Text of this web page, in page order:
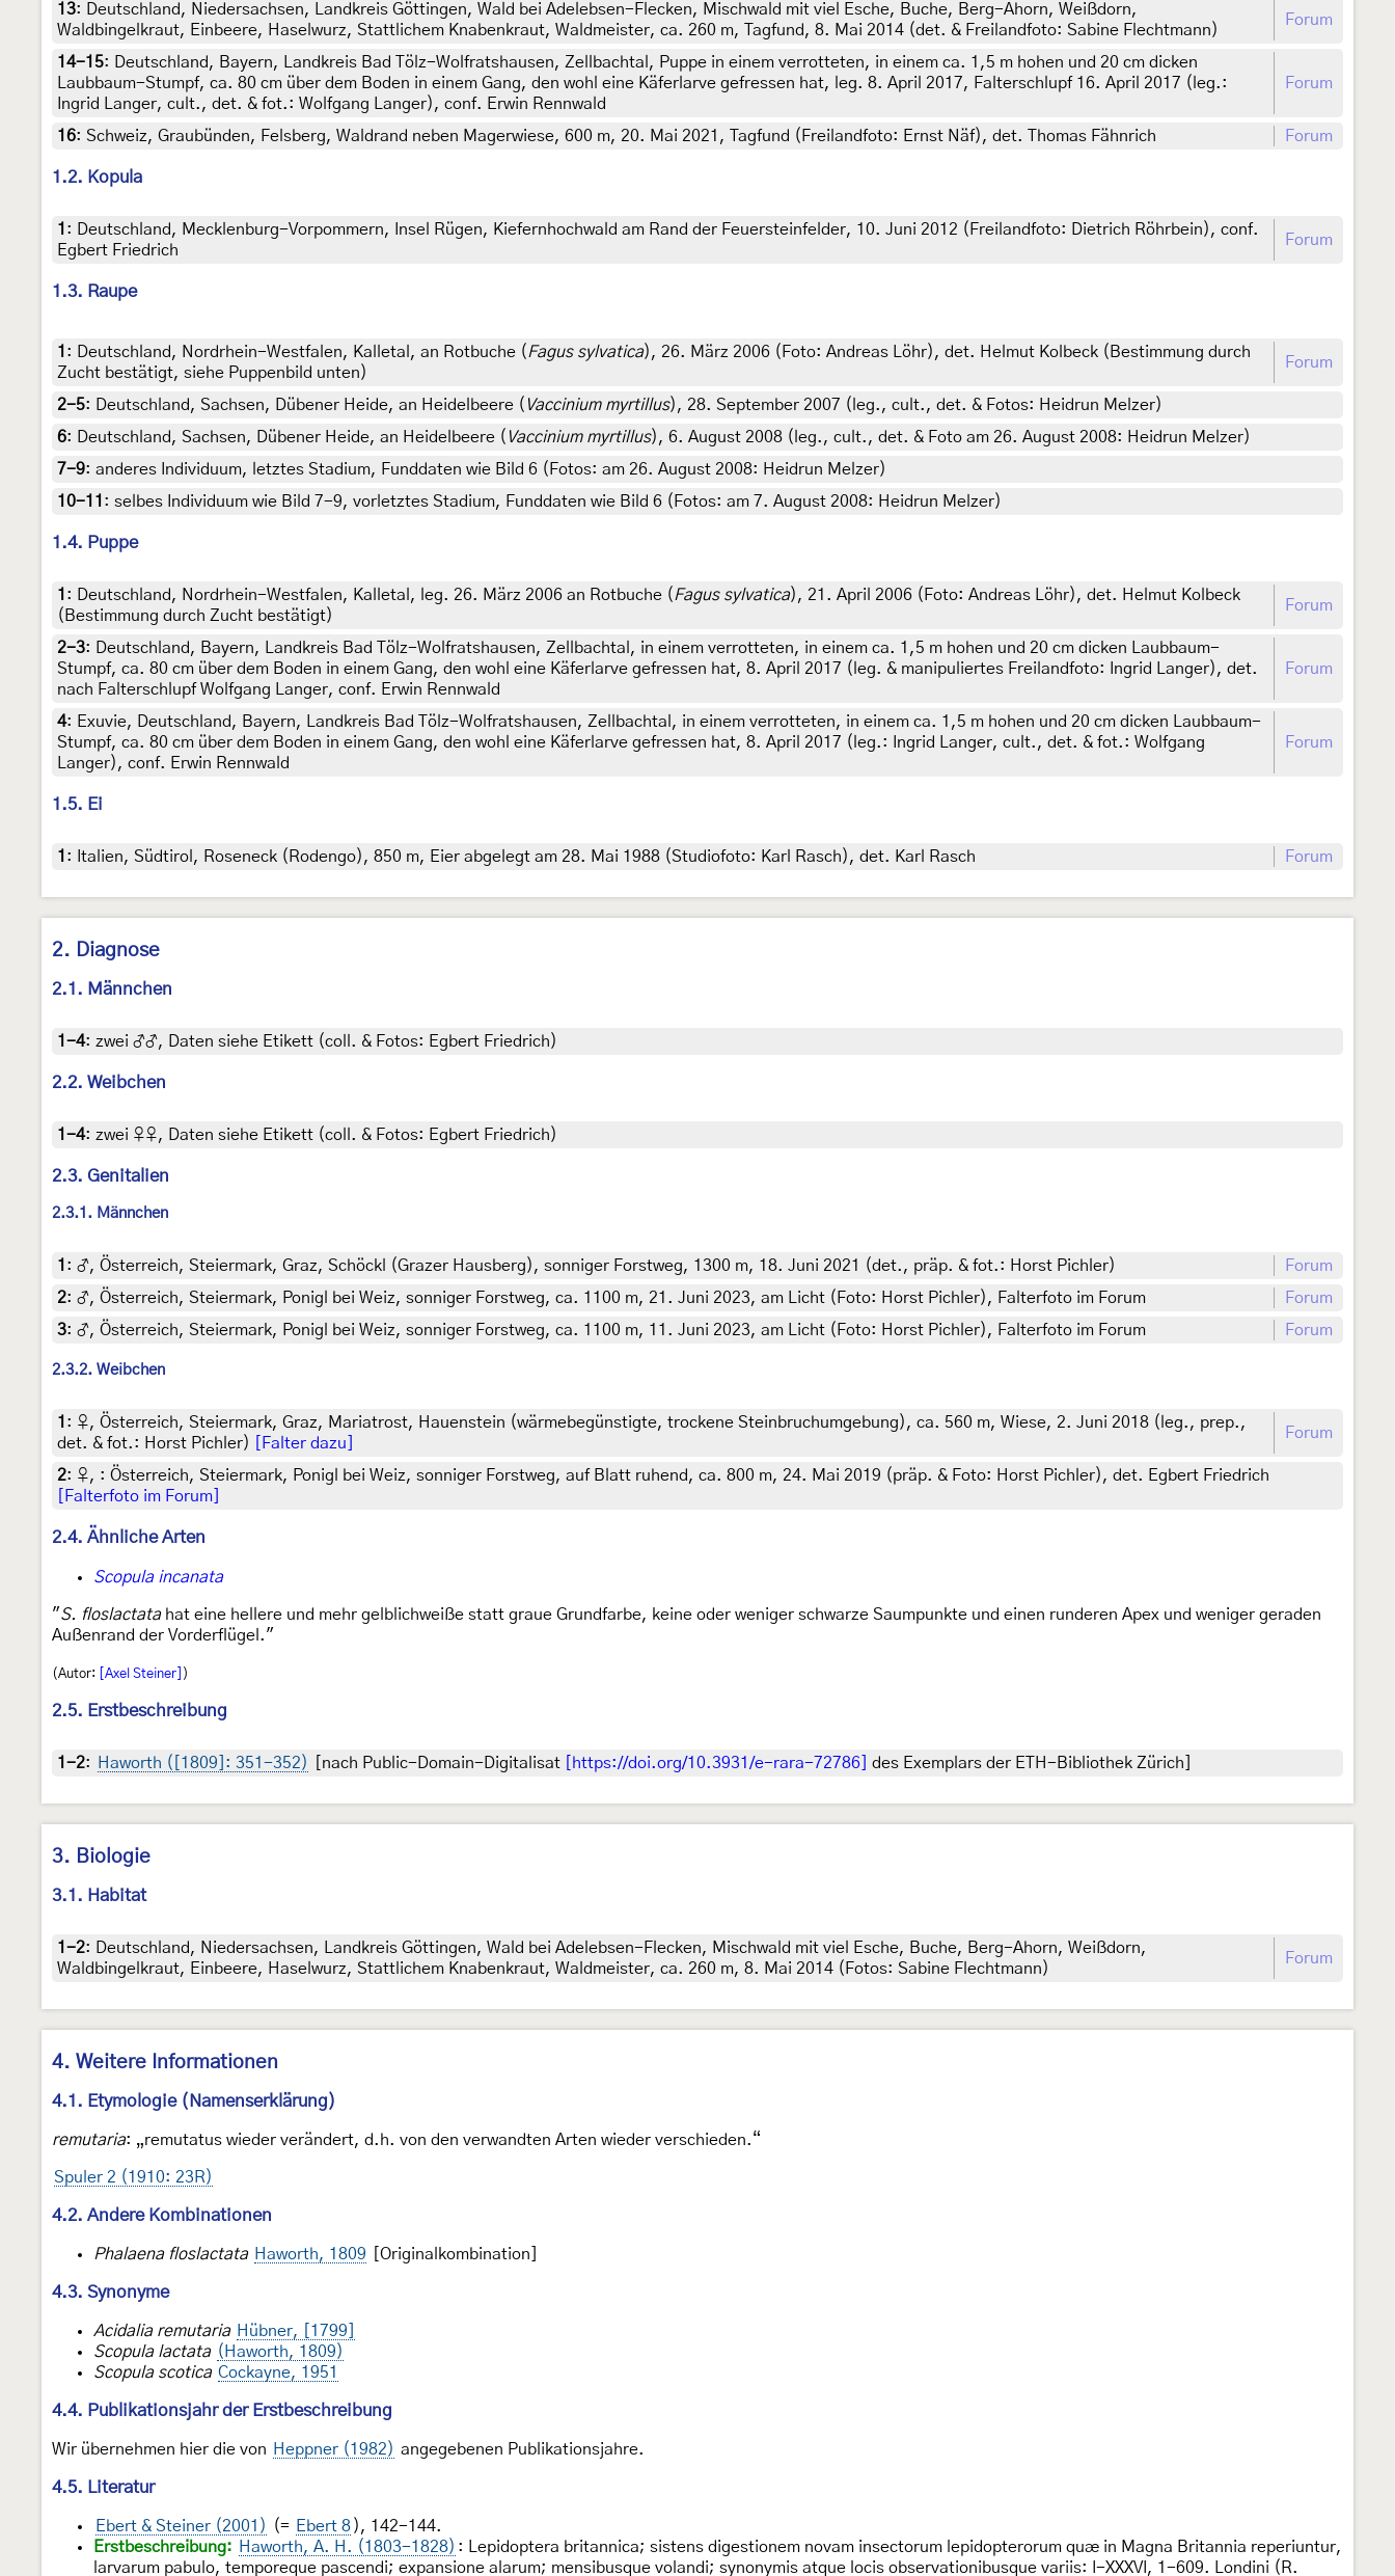
13:
Deutschland, Niedersachsen, Landkreis Göttingen, Wald bei Adelebsen-Flecken, Mischwald mit viel Esche, Buche, Berg-Ahorn, Weißdorn,
Waldbingelkraut, Einbeere, Haselwurz, Stattlichem Knabenkraut, Waldmeister, ca. 260 m, Tagfund, 8. Mai 2014 (det. & Freilandfoto: Sabine Flechtmann)
Forum
14-15:
Deutschland, Bayern, Landkreis Bad Tölz-Wolfratshausen, Zellbachtal, Puppe in einem verrotteten, in einem ca. 1,5 m hohen und 20 cm dicken
Laubbaum-Stumpf, ca. 80 cm über dem Boden in einem Gang, den wohl eine Käferlarve gefressen hat, leg. 8. April 2017, Falterschlupf 16. April 2017 (leg.:
Ingrid Langer, cult., det. & fot.: Wolfgang Langer), conf. Erwin Rennwald
Forum
16: Schweiz, Graubünden, Felsberg, Waldrand neben Magerwiese, 600 m, 20. Mai 2021, Tagfund (Freilandfoto: Ernst Näf), det. Thomas Fähnrich Forum
1.2. Kopula
1 :
Deutschland, Mecklenburg-Vorpommern, Insel Rügen, Kiefernhochwald am Rand der Feuersteinfelder, 10. Juni 2012 (Freilandfoto: Dietrich Röhrbein), conf.
Egbert Friedrich
Forum
1.3. Raupe
1 : Deutschland, Nordrhein-Westfalen, Kalletal, an Rotbuche (Fagus sylvatica), 26. März 2006 (Foto: Andreas Löhr), det. Helmut Kolbeck (Bestimmung durch
Zucht bestätigt, siehe Puppenbild unten)
Forum
2-5: Deutschland, Sachsen, Dübener Heide, an Heidelbeere ( Vaccinium myrtillus), 28. September 2007 (leg., cult., det. & Fotos: Heidrun Melzer)
6: Deutschland, Sachsen, Dübener Heide, an Heidelbeere ( Vaccinium myrtillus), 6. August 2008 (leg., cult., det. & Foto am 26. August 2008: Heidrun Melzer)
7-9: anderes Individuum, letztes Stadium, Funddaten wie Bild 6 (Fotos: am 26. August 2008: Heidrun Melzer)
10-11 : selbes Individuum wie Bild 7-9, vorletztes Stadium, Funddaten wie Bild 6 (Fotos: am 7. August 2008: Heidrun Melzer)
1.4. Puppe
1 : Deutschland, Nordrhein-Westfalen, Kalletal, leg. 26. März 2006 an Rotbuche (Fagus sylvatica), 21. April 2006 (Foto: Andreas Löhr), det. Helmut Kolbeck
(Bestimmung durch Zucht bestätigt)
Forum
2-3: Deutschland, Bayern, Landkreis Bad Tölz-Wolfratshausen, Zellbachtal, in einem verrotteten, in einem ca. 1,5 m hohen und 20 cm dicken Laubbaum-
Stumpf, ca. 80 cm über dem Boden in einem Gang, den wohl eine Käferlarve gefressen hat, 8. April 2017 (leg. & manipuliertes Freilandfoto: Ingrid Langer), det.
nach Falterschlupf Wolfgang Langer, conf. Erwin Rennwald
Forum
4: Exuvie, Deutschland, Bayern, Landkreis Bad Tölz-Wolfratshausen, Zellbachtal, in einem verrotteten, in einem ca. 1,5 m hohen und 20 cm dicken Laubbaum-
Stumpf, ca. 80 cm über dem Boden in einem Gang, den wohl eine Käferlarve gefressen hat, 8. April 2017 (leg.: Ingrid Langer, cult., det. & fot.: Wolfgang
Langer), conf. Erwin Rennwald
Forum
1.5. Ei
1 : Italien, Südtirol, Roseneck (Rodengo), 850 m, Eier abgelegt am 28. Mai 1988 (Studiofoto: Karl Rasch), det. Karl Rasch Forum
2. Diagnose
2.1. Männchen
1-4: zwei ♂♂, Daten siehe Etikett (coll. & Fotos: Egbert Friedrich)
2.2. Weibchen
1-4: zwei ♀♀, Daten siehe Etikett (coll. & Fotos: Egbert Friedrich)
2.3. Genitalien
2.3.1. Männchen
1 : ♂, Österreich, Steiermark, Graz, Schöckl (Grazer Hausberg), sonniger Forstweg, 1300 m, 18. Juni 2021 (det., präp. & fot.: Horst Pichler)
Forum
2: ♂, Österreich, Steiermark, Ponigl bei Weiz, sonniger Forstweg, ca. 1100 m, 21. Juni 2023, am Licht (Foto: Horst Pichler), Falterfoto im Forum
Forum
3: ♂, Österreich, Steiermark, Ponigl bei Weiz, sonniger Forstweg, ca. 1100 m, 11. Juni 2023, am Licht (Foto: Horst Pichler), Falterfoto im Forum Forum
2.3.2. Weibchen
1 : ♀, Österreich, Steiermark, Graz, Mariatrost, Hauenstein (wärmebegünstigte, trockene Steinbruchumgebung), ca. 560 m, Wiese, 2. Juni 2018 (leg., prep.,
det. & fot.: Horst Pichler)
[Falter dazu]
Forum
2: ♀, : Österreich, Steiermark, Ponigl bei Weiz, sonniger Forstweg, auf Blatt ruhend, ca. 800 m, 24. Mai 2019 (präp. & Foto: Horst Pichler), det. Egbert Friedrich
[Falterfoto im Forum]
2.4. Ähnliche Arten
Scopula incanata
"S. floslactatahat eine hellere und mehr gelblichweiße statt graue Grundfarbe, keine oder weniger schwarze Saumpunkte und einen runderen Apex und weniger geraden
Außenrand der Vorderflügel."
(Autor: [Axel Steiner] )
2.5. Erstbeschreibung
1-2: Haworth ([1809]: 351-352) [nach Public-Domain-Digitalisat [https://doi.org/10.3931/e-rara-72786] des Exemplars der ETH-Bibliothek Zürich]
3. Biologie
3.1. Habitat
1-2:
Deutschland, Niedersachsen, Landkreis Göttingen, Wald bei Adelebsen-Flecken, Mischwald mit viel Esche, Buche, Berg-Ahorn, Weißdorn,
Waldbingelkraut, Einbeere, Haselwurz, Stattlichem Knabenkraut, Waldmeister, ca. 260 m, 8. Mai 2014 (Fotos: Sabine Flechtmann)
Forum
4. Weitere Informationen
4.1. Etymologie (Namenserklärung)
remutaria: „remutatus wieder verändert, d.h. von den verwandten Arten wieder verschieden.“
Spuler 2 (1910: 23R)
4.2. Andere Kombinationen
Phalaena floslactata Haworth, 1809 [Originalkombination]
4.3. Synonyme
Acidalia remutaria Hübner, [1799]
Scopula lactata (Haworth, 1809)
Scopula scotica Cockayne, 1951
4.4. Publikationsjahr der Erstbeschreibung
Wir übernehmen hier die von Heppner (1982) angegebenen Publikationsjahre.
4.5. Literatur
Ebert & Steiner (2001) (= Ebert 8 ), 142-144.
Erstbeschreibung: Haworth, A. H. (1803-1828) : Lepidoptera britannica; sistens digestionem novam insectorum lepidopterorum quæ in Magna Britannia reperiuntur,
larvarum pabulo, temporeque pascendi; expansione alarum; mensibusque volandi; synonymis atque locis observationibusque variis: I-XXXVI, 1-609. Londini (R.